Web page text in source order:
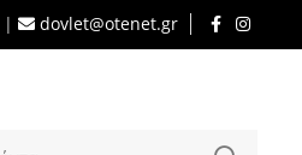
| dovlet@otenet.gr